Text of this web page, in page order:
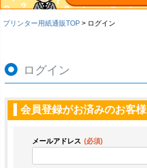
プリンター用紙通販TOP ログイン
ログイン
会員登録がお済みのお客様
メールアドレス (必須)